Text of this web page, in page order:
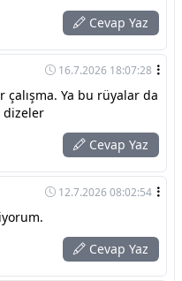
Cevap Yaz
16.7.2026 18:07:28
çalışma. Ya bu rüyalar da
dizeler
Cevap Yaz
12.7.2026 08:02:54
Cevap Yaz